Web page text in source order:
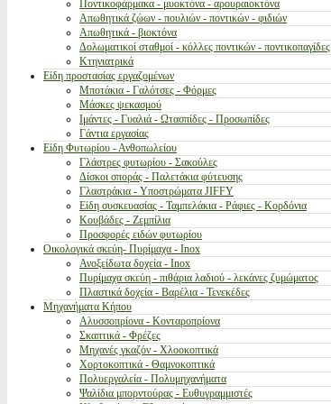
Ποντικοφάρμακα - μυοκτόνα - αρουραιοκτόνα
Απωθητικά ζώων - πουλιών - ποντικών - φιδιών
Απωθητικά - βιοκτόνα
Δολωματικοί σταθμοί - κόλλες ποντικών - ποντικοπαγίδες
Κτηνιατρικά
Είδη προστασίας εργαζομένων
Μποτάκια - Γαλότσες - Φόρμες
Μάσκες ψεκασμού
Ιμάντες - Γυαλιά - Ωτασπίδες - Προσωπίδες
Γάντια εργασίας
Είδη Φυτωρίου - Ανθοπωλείου
Γλάστρες φυτωρίου - Σακούλες
Δίσκοι σποράς - Παλετάκια φύτευσης
Γλαστράκια - Υποστρώματα JIFFY
Είδη συσκευασίας - Ταμπελάκια - Ράφιες - Κορδόνια
Κουβάδες - Ζεμπίλια
Προσφορές ειδών φυτωρίου
Οικολογικά σκεύη- Πυρίμαχα - Inox
Ανοξείδωτα δοχεία - Inox
Πυρίμαχα σκεύη - πιθάρια λαδιού - λεκάνες ζυμώματος
Πλαστικά δοχεία - Βαρέλια - Τενεκέδες
Μηχανήματα Κήπου
Αλυσσοπρίονα - Κονταροπρίονα
Σκαπτικά - Φρέζες
Μηχανές γκαζόν - Χλοοκοπτικά
Χορτοκοπτικά - Θαμνοκοπτικά
Πολυεργαλεία - Πολυμηχανήματα
Ψαλίδια μπορντούρας - Ευθυγραμμιστές